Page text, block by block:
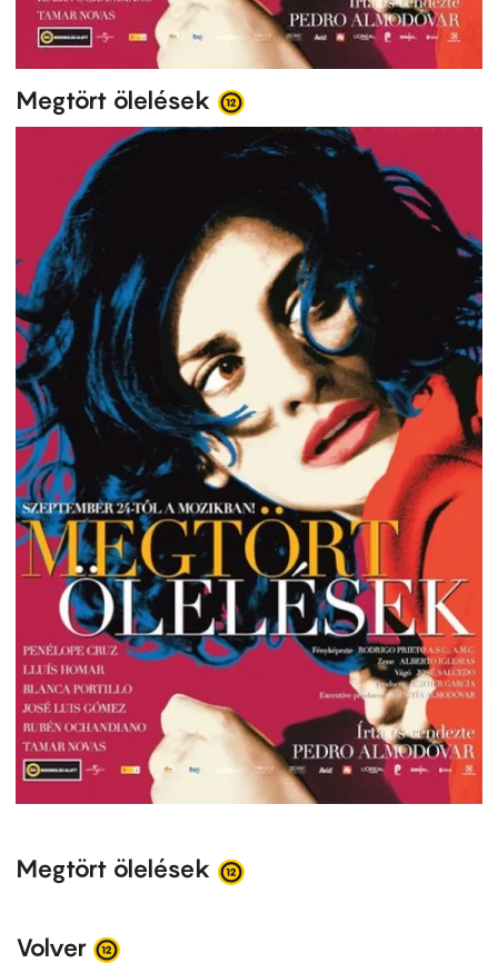
Megtört ölelések
Megtört ölelések
Volver